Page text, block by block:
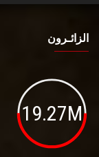
الزائـرون
19.27M